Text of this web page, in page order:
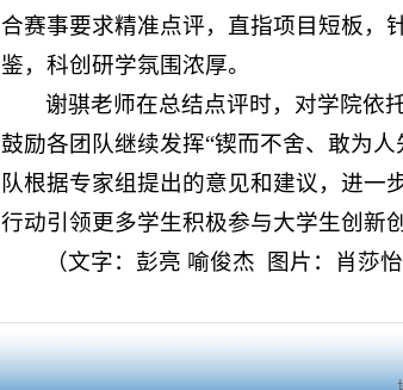
合赛事要求精准点评，直指项目短板，
鉴，科创研学氛围浓厚。
谢骐老师在总结点评时，对学院依
鼓励各团队继续发挥“锲而不舍、敢为
队根据专家组提出的意见和建议，进一
行动引领更多学生积极参与大学生创新
（文字：彭亮 喻俊杰 图片：肖莎